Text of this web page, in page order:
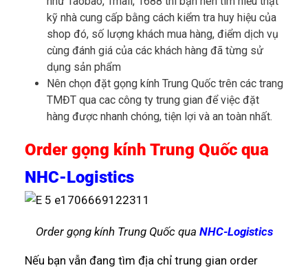
kỹ nhà cung cấp bằng cách kiểm tra huy hiệu của
shop đó, số lượng khách mua hàng, điểm dịch vụ
cùng đánh giá của các khách hàng đã từng sử
dụng sản phẩm
Nên chọn đặt gọng kính Trung Quốc trên các trang
TMĐT qua cac công ty trung gian để việc đặt
hàng được nhanh chóng, tiện lợi và an toàn nhất.
Order gọng kính Trung Quốc qua
NHC-Logistics
Order gọng kính Trung Quốc qua NHC-Logistics
Nếu bạn vẫn đang tìm địa chỉ trung gian order